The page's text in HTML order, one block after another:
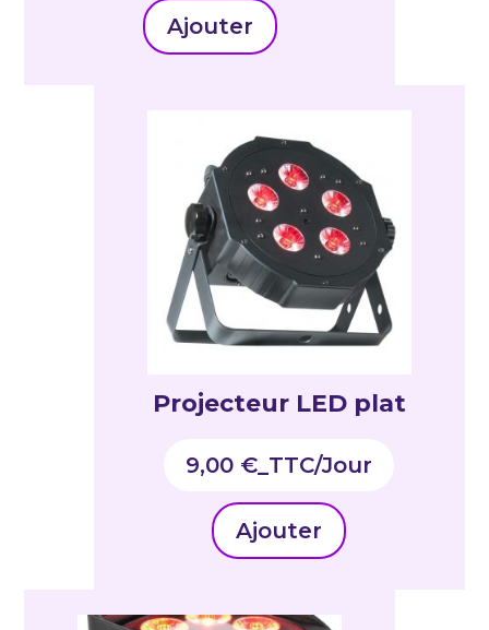
Ajouter
Projecteur LED plat
9,00 € _TTC
Ajouter